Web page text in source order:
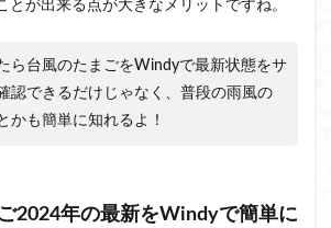
とが出来る点が大きなメリットですね。
ら台風のたまごをWindyで最新状態をサ
認できるだけじゃなく、普段の雨風の
かも簡単に知れるよ！
2024年の最新をWindyで簡単に